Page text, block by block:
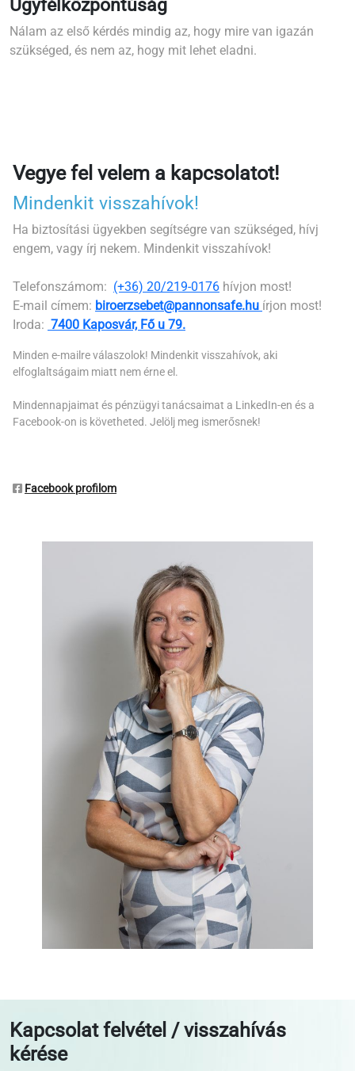
Ügyfélközpontúság
Nálam az első kérdés mindig az, hogy mire van igazán
szükséged, és nem az, hogy mit lehet eladni.
Vegye fel velem a kapcsolatot!
Mindenkit visszahívok!
Ha biztosítási ügyekben segítségre van szükséged, hívj
engem, vagy írj nekem. Mindenkit visszahívok!
Telefonszámom: (+36) 20/219-0176 hívjon most!
E-mail címem: biroerzsebet@pannonsafe.hu írjon most!
Iroda: 7400 Kaposvár, Fő u 79.
Minden e-mailre válaszolok! Mindenkit visszahívok, aki
elfoglaltságaim miatt nem érne el.
Mindennapjaimat és pénzügyi tanácsaimat a LinkedIn-en és a
Facebook-on is követheted. Jelölj meg ismerősnek!
Facebook profilom
Kapcsolat felvétel / visszahívás
kérése